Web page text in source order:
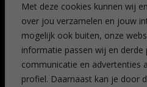
Met deze cookies kunnen wij
over jou verzamelen en jouw
mogelijk ook buiten, onze
informatie passen wij en
communicatie en advertenties
profiel. Daarnaast kan je door
Leiden
Amsterdam
Breda
Favorieten
Mijn art alert